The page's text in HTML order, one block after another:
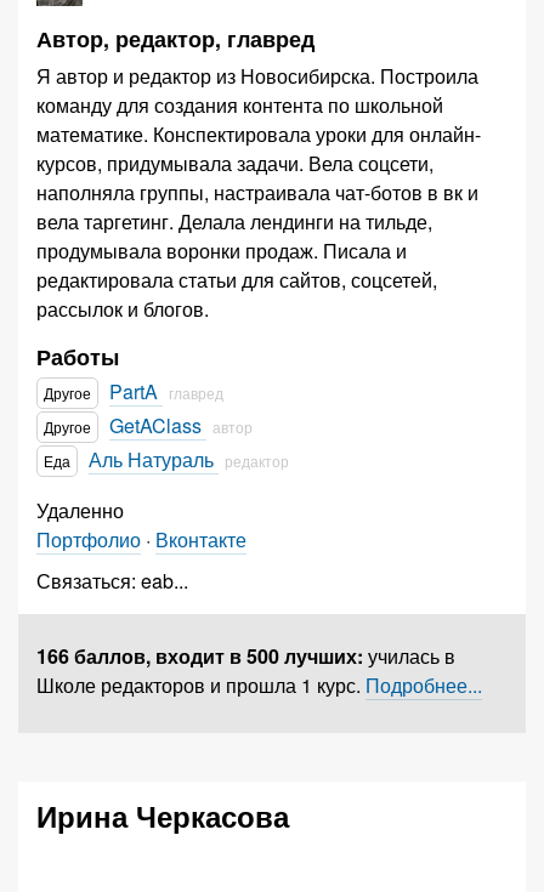
Автор, редактор, главред
Я автор и редактор из Новосибирска. Построила
команду для создания контента по школьной
математике. Конспектировала уроки для онлайн-
курсов, придумывала задачи. Вела соцсети,
наполняла группы, настраивала чат-ботов в вк и
вела таргетинг. Делала лендинги на тильде,
продумывала воронки продаж. Писала и
редактировала статьи для сайтов, соцсетей,
рассылок и блогов.
Работы
Другое PartA главред
Другое
GetAClass автор
Еда
Аль Натураль редактор
Удаленно
Портфолио · Вконтакте
Связаться: eab...
166 баллов, входит в 500 лучших: училась в
Школе редакторов и прошла 1 курс. Подробнее...
Ирина Черкасова